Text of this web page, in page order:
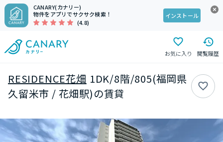
CANARY(カナリー)
物件をアプリでサクサク検索！
(4.8)
インストール
お気に入り 閲覧履歴
RESIDENCE花畑 1DK/8階/805(福岡県
久留米市 / 花畑駅)の賃貸